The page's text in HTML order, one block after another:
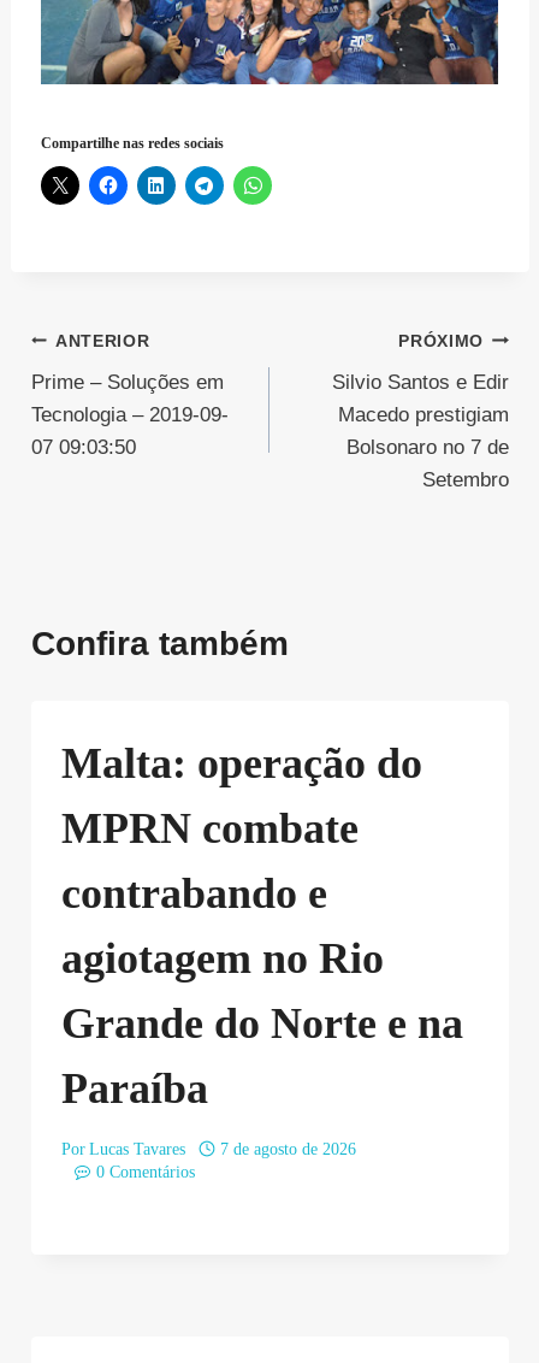
Compartilhe nas redes sociais
Navegação
de
Post
ANTERIOR
Prime – Soluções em
Tecnologia – 2019-09-
07 09:03:50
PRÓXIMO
Silvio Santos e Edir
Macedo prestigiam
Bolsonaro no 7 de
Setembro
Confira também
Malta: operação do
MPRN combate
contrabando e
agiotagem no Rio
Grande do Norte e na
Paraíba
Por Lucas Tavares
7 de agosto de 2026
0 Comentários